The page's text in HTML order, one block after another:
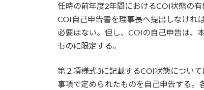
任時の前年度2年間におけるCOI状態の
COI自己申告書を理事長へ提出しなけれ
必要はない。但し、COIの自己申告は、
ものに限定する。
第２項様式3に記載するCOI状態につい
事項で定められたものを自己申告する。